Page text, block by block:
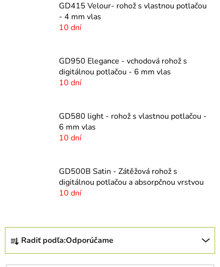
GD415 Velour- rohož s vlastnou potlačou
- 4 mm vlas
10 dní
GD950 Elegance - vchodová rohož s
digitálnou potlačou - 6 mm vlas
10 dní
GD580 light - rohož s vlastnou potlačou -
6 mm vlas
10 dní
GD500B Satin - Zátěžová rohož s
digitálnou potlačou a absorpčnou vrstvou
10 dní
d
Radiť podľa:Odporúčame